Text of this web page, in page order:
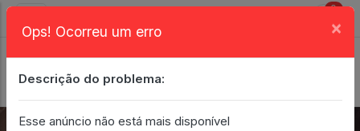
0
Ops! Ocorreu um erro ×
Descrição do problema:
Esse anúncio não está mais disponível